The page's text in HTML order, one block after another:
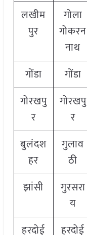
लखीम
पुर
गोला
गोकरन
नाथ
गोंडा गोंडा
गोरखपु
र
गोरखपु
र
बुलंदश
हर
गुलाव
ठी
झांसी
गुरसरा
य
हरदोई हरदोई